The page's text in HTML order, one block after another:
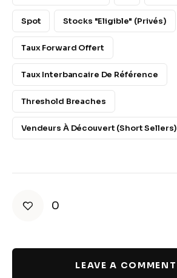
Spot Stocks "Eligible" (privés)
Taux Forward Offert
Taux Interbancaire De Référence
Threshold Breaches
Vendeurs À Découvert (Short Sellers)
0
LEAVE A COMMENT